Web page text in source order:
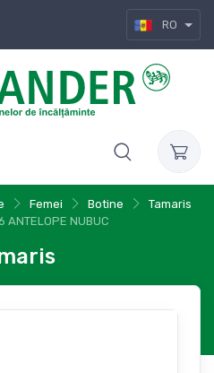
RO
Femei Botine
Tamaris
NUBUC